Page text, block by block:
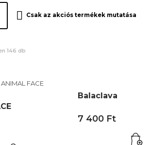
Csak az akciós termékek mutatása
146 db
Balaclava
7 400 Ft